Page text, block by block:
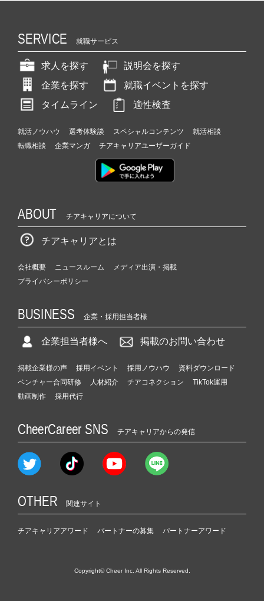
SERVICE 就職サービス
求人を探す
説明会を探す
企業を探す
就職イベントを探す
タイムライン
適性検査
就活ノウハウ 選考体験談 スペシャルコンテンツ
就活相談
転職相談
企業マンガ チアキャリアユーザーガイド
ABOUT チアキャリアについて
チアキャリアとは
会社概要 ニュースルーム
メディア出演・掲載
プライバシーポリシー
BUSINESS 企業・採用担当者様
企業担当者様へ 掲載のお問い合わせ
掲載企業様の声 採用イベント 採用ノウハウ
資料ダウンロード
ベンチャー合同研修
人材紹介 チアコネクション
TikTok運用
動画制作
採用代行
CheerCareer SNS チアキャリアからの発信
OTHER 関連サイト
チアキャリアアワード パートナーの募集 パートナーアワード
Copyright© Cheer Inc. All Rights Reserved.